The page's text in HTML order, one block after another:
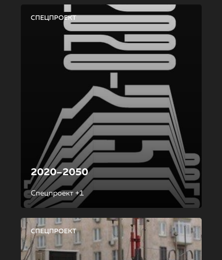
СПЕЦПРОЕКТ
2020–2050
Спецпроект +1
СПЕЦПРОЕКТ